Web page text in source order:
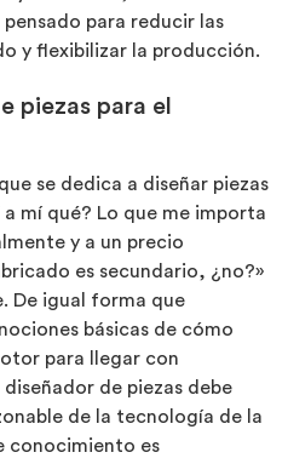
para reducir las
y flexibilizar la producción.
piezas para el
se dedica a diseñar piezas
a mí qué? Lo que me importa
y a un precio
es secundario, ¿no?»
De igual forma que
básicas de cómo
para llegar con
de piezas debe
de la tecnología de la
conocimiento es